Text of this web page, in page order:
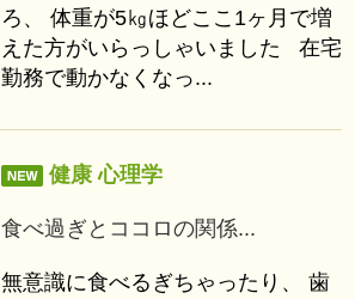
ろ、 体重が5㎏ほどここ1ヶ月で増
えた方がいらっしゃいました 在宅
勤務で動かなくなっ...
健康 心理学
食べ過ぎとココロの関係...
無意識に食べるぎちゃったり、 歯